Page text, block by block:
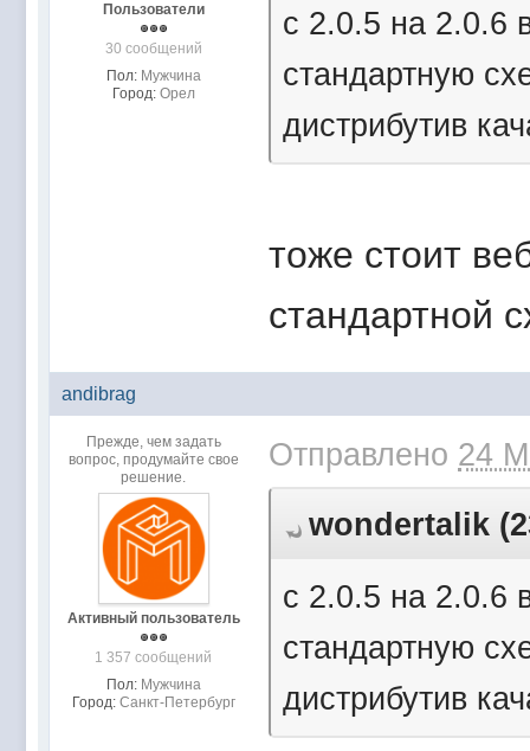
Пользователи
30 сообщений
Пол: Мужчина
Город: Орел
c 2.0.5 на 2.0.6
стандартную
дистрибутив
тоже стоит
стандартной
andibrag
Прежде, чем задать
вопрос, продумайте свое
решение.
Активный пользователь
1 357 сообщений
Пол: Мужчина
Город: Санкт-Петербург
Отправлено 24
wondertalik
c 2.0.5 на 2.0.6
стандартную
дистрибутив